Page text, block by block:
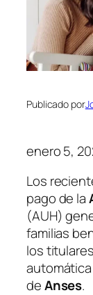
Publicado por
enero 5,
Los
pago de la
(AUH)
familias
los
deAnses.